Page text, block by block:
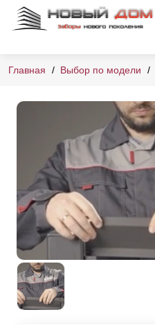
Главная Выбор по модели